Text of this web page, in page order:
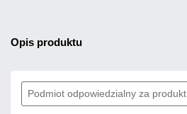
opis produktu
Podmiot odpowiedzialny za produkt